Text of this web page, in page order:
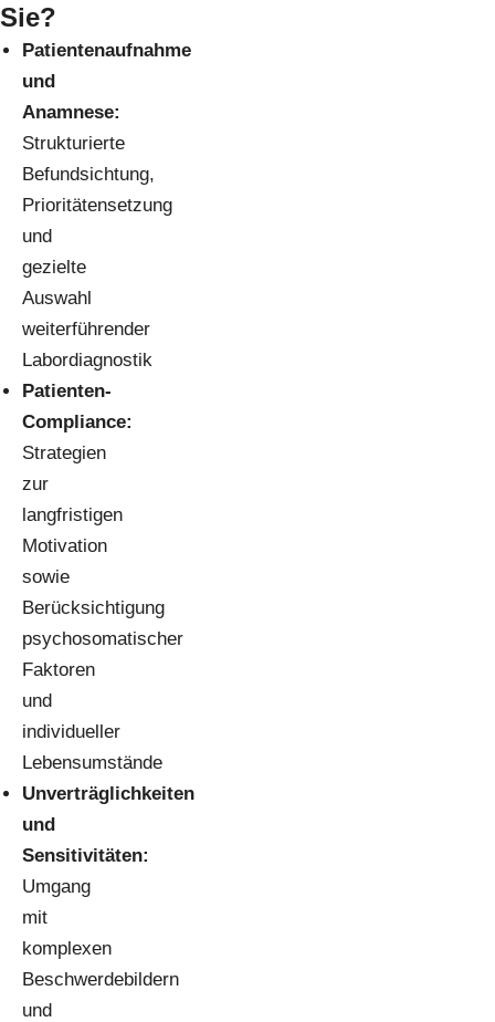
Sie?
Patientenaufnahme
und
Anamnese:
Strukturierte
Befundsichtung,
Prioritätensetzung
und
gezielte
Auswahl
weiterführender
Labordiagnostik
Patienten-
Compliance:
Strategien
zur
langfristigen
Motivation
sowie
Berücksichtigung
psychosomatischer
Faktoren
und
individueller
Lebensumstände
Unverträglichkeiten
und
Sensitivitäten:
Umgang
mit
komplexen
Beschwerdebildern
und